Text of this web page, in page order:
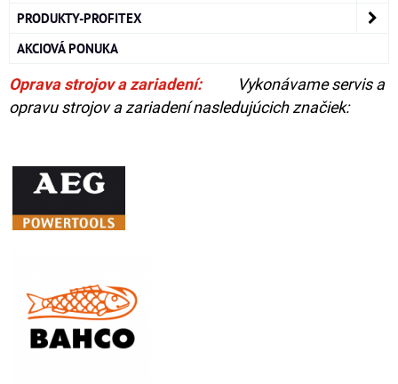
PRODUKTY-PROFITEX
AKCIOVÁ PONUKA
Oprava strojov a zariadení:
Vykonávame servis a
opravu strojov a zariadení nasledujúcich značiek: